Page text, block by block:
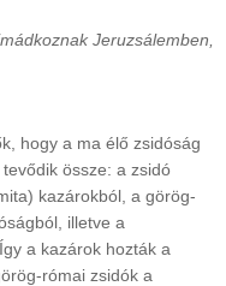
Jeruzsálemben,
hogy a ma élő zsidóság
össze: a zsidó
kazárokból, a görög-
illetve a
a kazárok hozták a
római zsidók a